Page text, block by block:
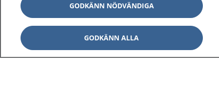
1177 på flera språk Visa
Visa
GODKÄNN NÖDVÄNDIGA
GODKÄNN ALLA